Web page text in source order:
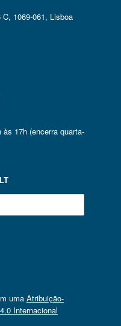
1069-061, Lisboa
17h (encerra quarta-
uma Atribuição-
Internacional